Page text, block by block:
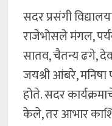
सदर प्रसंगी
राजेभोसले मंगल,
सातव, चैतन्य ढगे,
जयश्री आंबरे,
होते. सदर
केले, तर आभार